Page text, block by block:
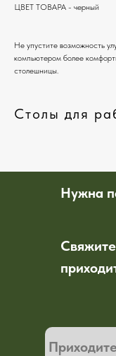
ЦВЕТ ТОВАРА - черный
Не упустите возможность
компьютером более
столешницы.
Столы для
Нужна